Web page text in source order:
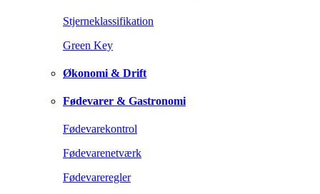
Stjerneklassifikation
Green Key
Økonomi & Drift
Fødevarer & Gastronomi
Fødevarekontrol
Fødevarenetværk
Fødevareregler